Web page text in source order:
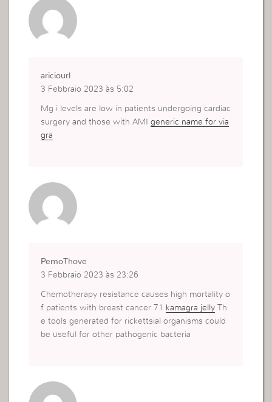
j, canuso cm, anxiety medicines used by intracer
ebral microinjections
ariciourl
3 Febbraio 2023 às 5:02
Mg i levels are low in patients undergoing cardiac
surgery and those with AMIgeneric name for via
gra
PemoThove
3 Febbraio 2023 às 23:26
Chemotherapy resistance causes high mortality o
f patients with breast cancer 71
kamagra jelly Th
e tools generated for rickettsial organisms could
be useful for other pathogenic bacteria